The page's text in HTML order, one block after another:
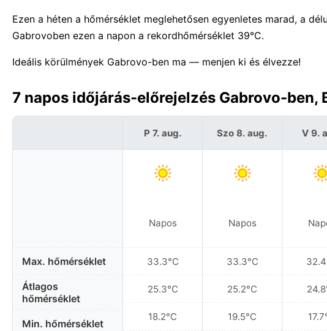
Ezen a héten a hőmérséklet meglehetősen egyenletes marad, a
Gabrovoben ezen a napon a rekordhőmérséklet 39°C.
Ideális körülmények Gabrovo-ben ma — menjen ki és élvezze!
7 napos időjárás-előrejelzés Gabrovo-
Max. hőmérséklet
Átlagos
hőmérséklet
Min. hőmérséklet
P 7. aug.
Napos
33.3°C
25.3°C
18.2°C
Szo 8. aug.
Napos
33.3°C
25.2°C
19.5°C
V 9.